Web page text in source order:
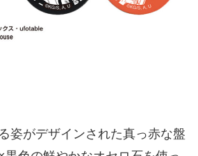
姿がデザインされた真っ赤な盤